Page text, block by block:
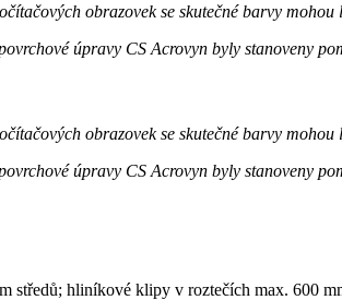
obrazovek se skutečné barvy
úpravy CS Acrovyn byly stanoveny
obrazovek se skutečné barvy
úpravy CS Acrovyn byly stanoveny
středů; hliníkové klipy v roztečích max. 600